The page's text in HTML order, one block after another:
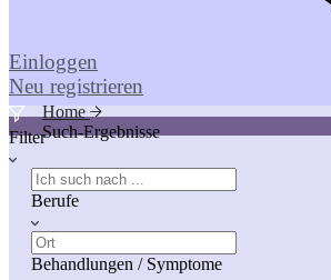
Einloggen
Neu registrieren
Home
Such-Ergebnisse
Filter
Berufe
Behandlungen / Symptome